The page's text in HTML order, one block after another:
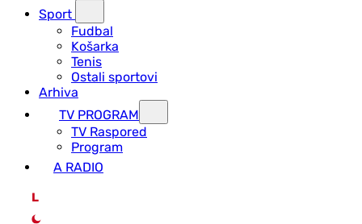
Sport
Fudbal
Košarka
Tenis
Ostali sportovi
Arhiva
TV PROGRAM
ТV Raspored
Program
A RADIO
L